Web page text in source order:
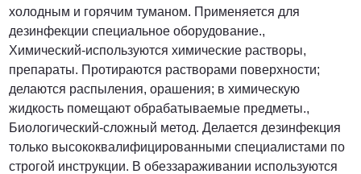
холодным и горячим туманом. Применяется для
дезинфекции специальное оборудование.,
Химический-используются химические растворы,
препараты. Протираются растворами поверхности;
делаются распыления, орашения; в химическую
жидкость помещают обрабатываемые предметы.,
Биологический-сложный метод. Делается дезинфекция
только высококвалифицированными специалистами по
строгой инструкции. В обеззараживании используются